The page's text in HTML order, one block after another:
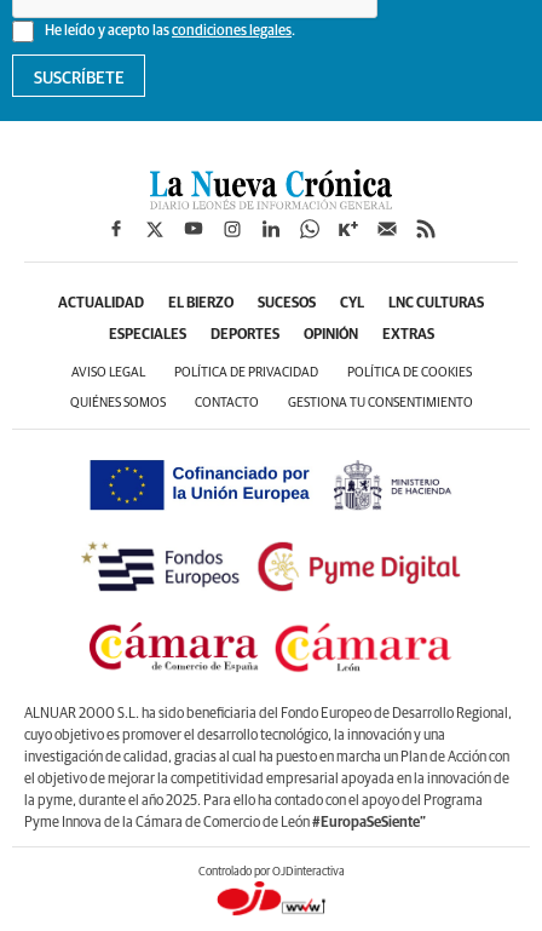
He leído y acepto lascondiciones legales.
SUSCRÍBETE
ACTUALIDAD EL BIERZO SUCESOS CYL LNC CULTURAS
ESPECIALES DEPORTES OPINIÓN EXTRAS
AVISO LEGAL POLÍTICA DE PRIVACIDAD POLÍTICA DE COOKIES
QUIÉNES SOMOS CONTACTO GESTIONA TU CONSENTIMIENTO
ALNUAR 2000 S.L. ha sido beneficiaria del Fondo Europeo de Desarrollo Regional,
cuyo objetivo es promover el desarrollo tecnológico, la innovación y una
investigación de calidad, gracias al cual ha puesto en marcha un Plan de Acción con
el objetivo de mejorar la competitividad empresarial apoyada en la innovación de
la pyme, durante el año 2025. Para ello ha contado con el apoyo del Programa
Pyme Innova de la Cámara de Comercio de León#EuropaSeSiente”
Controlado por OJDinteractiva